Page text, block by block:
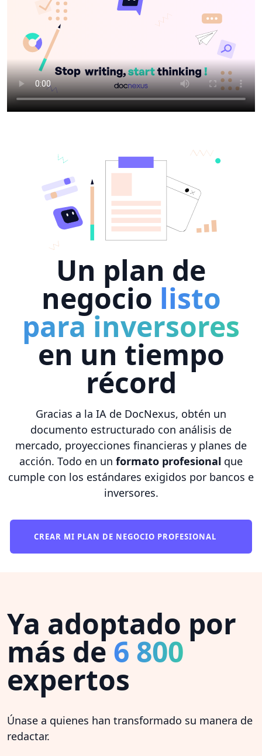
Un plan de
negocio listo
para inversores
en un tiempo
récord
Gracias a la IA de DocNexus, obtén un
documento estructurado con análisis de
mercado, proyecciones financieras y planes de
acción. Todo en un formato profesional que
cumple con los estándares exigidos por bancos e
inversores.
CREAR MI PLAN DE NEGOCIO PROFESIONAL
Ya adoptado por
más de 6 800
expertos
Únase a quienes han transformado su manera de
redactar.